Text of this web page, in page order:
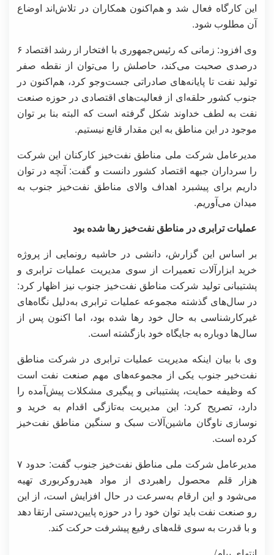
این کارگاه فعال شد و هم‌اکنون همکاران در تلاش‌اند اوضاع
آن مطلوب شود.
وی افزود: زمانی که رئیس‌جمهوری با افتخار از رشد اقتصاد ۶
درصدی صحبت می‌کند، حاصلش را می‌توان از نقطه صفر
تولید نفت تا پایانه‌های صادراتی جست‌وجو کرد، هم‌اکنون در
جنوب کشور حلقه‌ای از فعالیت‌های اقتصادی در حوزه صنعت
نفت به لطف خداوند شکل گرفته است که البته بنا بر توان‌
موجود در این مناطق به این مقدار قانع نیستیم.
مدیرعامل شرکت ملی مناطق نفت‌خیز کارکنان این شرکت
را سرداران جبهه اقتصاد کشور دانست و گفت: آنچه در توان
داریم برای پیشبرد اهداف والای مناطق نفت‌خیز جنوب به
میدان می‌آوریم.
عملیات ترابری در مناطق نفت‌خیز رها شده بود
بر اساس این گزارش، دانشی در حاشیه رونمایی از پروژه
خرید ابزارآلات تعمیرات از سوی مدیریت عملیات ترابری و
پشتیبانی تولید شرکت مناطق نفت‌خیز جنوب نیز اظهار کرد:
در سال‌های گذشته مجموعه عملیات ترابری به‌دلیل نگاه‌های
غیرکارشناسی به حال خود رها شده بود، اما اکنون پس از
سال‌ها دوباره به جایگاه خود بازگشته است.
وی با بیان اینکه مدیریت عملیات ترابری در شرکت مناطق
نفت‌خیر جنوب یکی از مجموعه‌های مهم صنعت نفت است
که وظیفه حمایت، پشتیبانی و پیگیری مشکلات پیش‌آمده را
دارد، تصریح کرد: این مدیریت به‌تازگی اقدام به خرید و
نوسازی ناوگان ماشین‌آلات سبک و سنگین مناطق نفت‌خیز
کرده است.
مدیرعامل شرکت ملی مناطق نفت‌خیز جنوب گفت: حدود ٧
هزار قلم محصول راهبردی از مواد هیدروکربوری تهیه
می‌شود و این ارقام به‌سرعت در حال افزایش است، از این
رو صنعت نفت باید توان خود را در حوزه پایین‌دستی ارتقا دهد
و با قدرت به سوی قله‌های رفیع پیشرفت حرکت کند.